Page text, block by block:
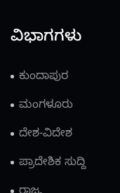
ವಿಭಾಗಗಳು
ಕುಂದಾಪುರ
ಮಂಗಳೂರು
ದೇಶ-ವಿದೇಶ
ಪ್ರಾದೇಶಿಕ ಸುದ್ದಿ